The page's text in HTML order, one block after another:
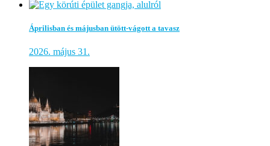
Áprilisban és májusban ütött-vágott a tavasz
2026. május 31.